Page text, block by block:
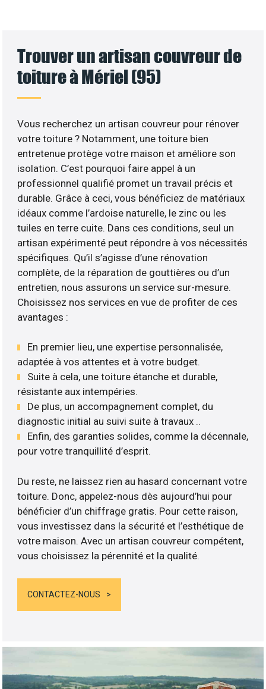
Trouver un artisan couvreur de
toiture à Mériel (95)
Vous recherchez un artisan couvreur pour rénover
votre toiture ? Notamment, une toiture bien
entretenue protège votre maison et améliore son
isolation. C’est pourquoi faire appel à un
professionnel qualifié promet un travail précis et
durable. Grâce à ceci, vous bénéficiez de matériaux
idéaux comme l’ardoise naturelle, le zinc ou les
tuiles en terre cuite. Dans ces conditions, seul un
artisan expérimenté peut répondre à vos nécessités
spécifiques. Qu’il s’agisse d’une rénovation
complète, de la réparation de gouttières ou d’un
entretien, nous assurons un service sur-mesure.
Choisissez nos services en vue de profiter de ces
avantages :
En premier lieu, une expertise personnalisée,
adaptée à vos attentes et à votre budget.
Suite à cela, une toiture étanche et durable,
résistante aux intempéries.
De plus, un accompagnement complet, du
diagnostic initial au suivi suite à travaux ..
Enfin, des garanties solides, comme la décennale,
pour votre tranquillité d’esprit.
Du reste, ne laissez rien au hasard concernant votre
toiture. Donc, appelez-nous dès aujourd’hui pour
bénéficier d’un chiffrage gratis. Pour cette raison,
vous investissez dans la sécurité et l’esthétique de
votre maison. Avec un artisan couvreur compétent,
vous choisissez la pérennité et la qualité.
CONTACTEZ-NOUS